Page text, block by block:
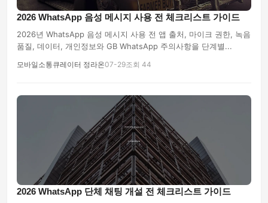
2026 WhatsApp 음성 메시지 사용 전 체크리스트 가이드
2026년 WhatsApp 음성 메시지 사용 전 앱 출처, 마이크 권한, 녹음
품질, 데이터, 개인정보와 GB WhatsApp 주의사항을 단계별...
모바일소통큐레이터 정라온07-29조회 44
2026 WhatsApp 단체 채팅 개설 전 체크리스트 가이드